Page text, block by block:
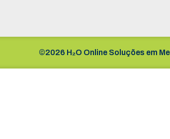
©2026 H₂O Online Soluções em